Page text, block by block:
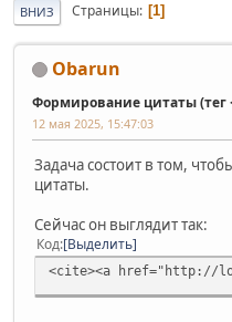
ВНИЗ Страницы 1
Obarun
Формирование цитаты (тег
12 мая 2025, 15:47:03
Задача состоит в том,
цитаты.
Сейчас он выглядит так:
Код Выделить
<cite><a href="http://